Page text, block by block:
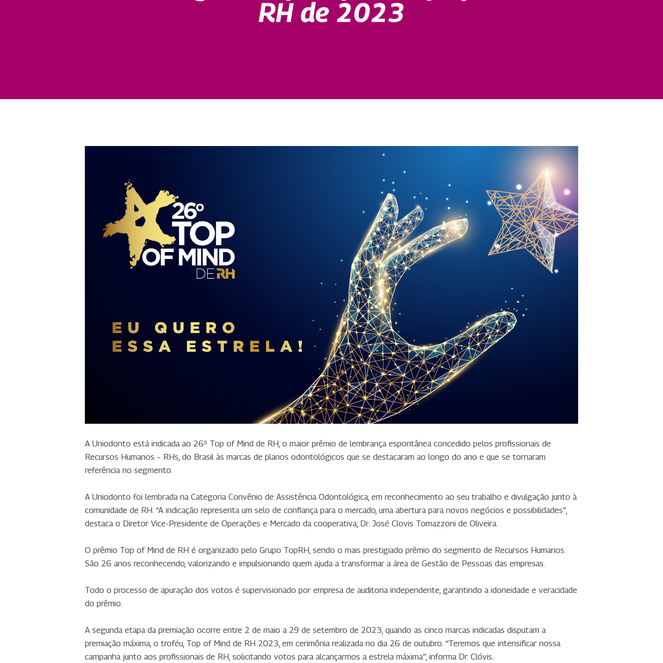
RH de 2023
A Uniodonto está indicada ao 26º Top of Mind de RH, o maior prêmio de lembrança espontânea concedido pelos profissionais de
Recursos Humanos – RHs, do Brasil às marcas de planos odontológicos que se destacaram ao longo do ano e que se tornaram
referência no segmento.
A Uniodonto foi lembrada na Categoria Convênio de Assistência Odontológica, em reconhecimento ao seu trabalho e divulgação junto à
comunidade de RH. “A indicação representa um selo de confiança para o mercado, uma abertura para novos negócios e possibilidades”,
destaca o Diretor Vice-Presidente de Operações e Mercado da cooperativa, Dr. José Clovis Tomazzoni de Oliveira.
O prêmio Top of Mind de RH é organizado pelo Grupo TopRH, sendo o mais prestigiado prêmio do segmento de Recursos Humanos.
São 26 anos reconhecendo, valorizando e impulsionando quem ajuda a transformar a área de Gestão de Pessoas das empresas.
Todo o processo de apuração dos votos é supervisionado por empresa de auditoria independente, garantindo a idoneidade e veracidade
do prêmio.
A segunda etapa da premiação ocorre entre 2 de maio a 29 de setembro de 2023, quando as cinco marcas indicadas disputam a
premiação máxima, o troféu, Top of Mind de RH 2023, em cerimônia realizada no dia 26 de outubro. “Teremos que intensificar nossa
campanha junto aos profissionais de RH, solicitando votos para alcançarmos a estrela máxima”, informa Dr. Clóvis.